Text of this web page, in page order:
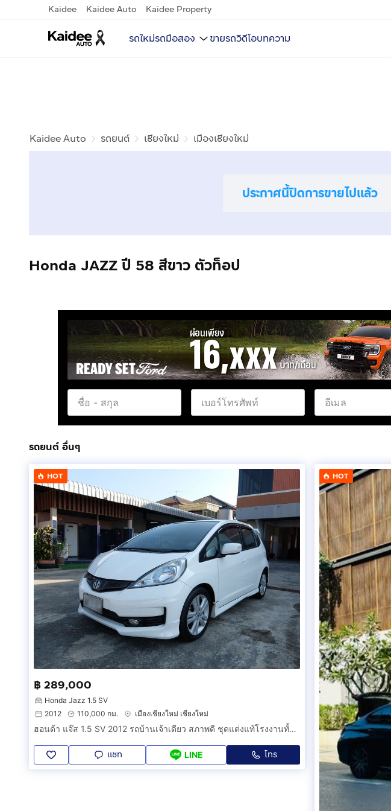
Kaidee Kaidee Auto Kaidee Property
รถใหม่รถมือสอง ขายรถวิดีโอบทความ
Kaidee Auto รถยนต์ เชียงใหม่ เมืองเชียงใหม่
ประกาศนี้ปิดการขายไปแล้ว
Honda JAZZ ปี 58 สีขาว ตัวท็อป
รถยนต์ อื่นๆ
HOT
฿ 289,000
Honda Jazz 1.5 SV
2012
110,000 กม. เมืองเชียงใหม่ เชียงใหม่
ฮอนด้า แจ๊ส 1.5 SV 2012 รถบ้านเจ้าเดียว สภาพดี ชุดแต่งแท้โรงงานทั้งคัน
แชท LINE โทร
HOT